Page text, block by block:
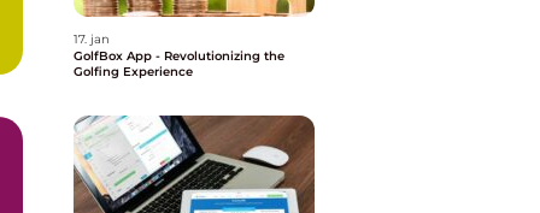
17. jan
GolfBox App - Revolutionizing the
Golfing Experience